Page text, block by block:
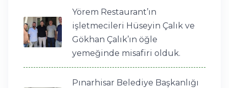
Yörem Restaurant’ın
işletmecileri Hüseyin Çalık ve
Gökhan Çalık’ın öğle
yemeğinde misafiri olduk.
Pınarhisar Belediye Başkanlığı